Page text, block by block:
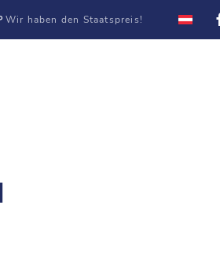
Wir haben den Staatspreis!